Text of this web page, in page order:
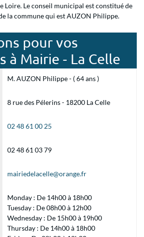
Loire. Le conseil municipal est constitué de
la commune qui est AUZON Philippe.
pour vos
à Mairie - La Celle
M. AUZON Philippe - ( 64 ans )
8 rue des Pélerins - 18200 La Celle
02 48 61 00 25
02 48 61 03 79
mairiedelacelle@orange.fr
Monday : De 14h00 à 18h00
Tuesday : De 08h00 à 12h00
Wednesday : De 15h00 à 19h00
Thursday : De 14h00 à 18h00